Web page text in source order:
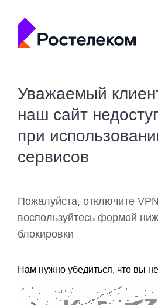
Уважаемый
наш сайт
при
сервисов
Пожалуйста, отключите
воспользуйтесь формой
блокировки
Нам нужно убедиться, что вы